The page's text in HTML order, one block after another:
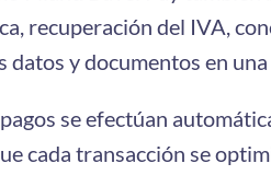
recuperación del IVA,
y documentos en
se efectúan
cada transacción se